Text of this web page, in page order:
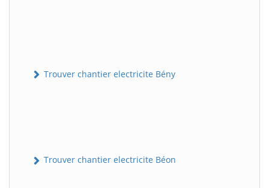
Trouver chantier electricite Bény
Trouver chantier electricite Béon